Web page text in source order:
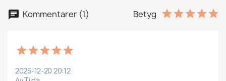
Kommentarer (1) Betyg
2025-12-20 20:12